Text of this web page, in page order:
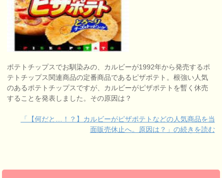
ポテトチップスでお馴染みの、カルビーが1992年から発売するポ
テトチップス関連商品の定番商品であるピザポテト。根強い人気
のあるポテトチップスですが、カルビーがピザポテトを暫く休売
することを発表しました。その原因は？
「【何だと…！？】カルビーがピザポテトなどの人気商品を当
面販売休止へ。原因は？」の続きを読む